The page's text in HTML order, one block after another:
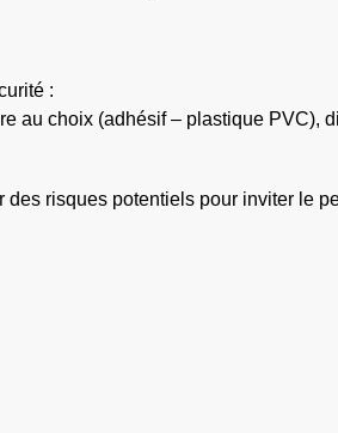
:
au choix (adhésif – plastique PVC),
des risques potentiels pour inviter le